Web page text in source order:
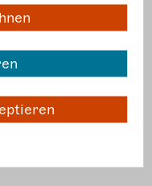
des Zirkus im
Niederschlag.
dieses
stattfindend als
dem